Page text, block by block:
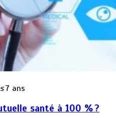
7 ans
santé à 100 % ?